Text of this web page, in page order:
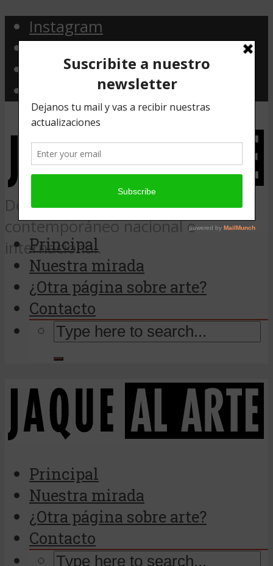
Instagram
Facebook
Twitter
Desde Argentina, noticias de arte
contemporáneo nacional e
internacional.
Principal
Nuestra mirada
¿Otra página sobre arte?
Contacto
Principal
Nuestra mirada
¿Otra página sobre arte?
Contacto